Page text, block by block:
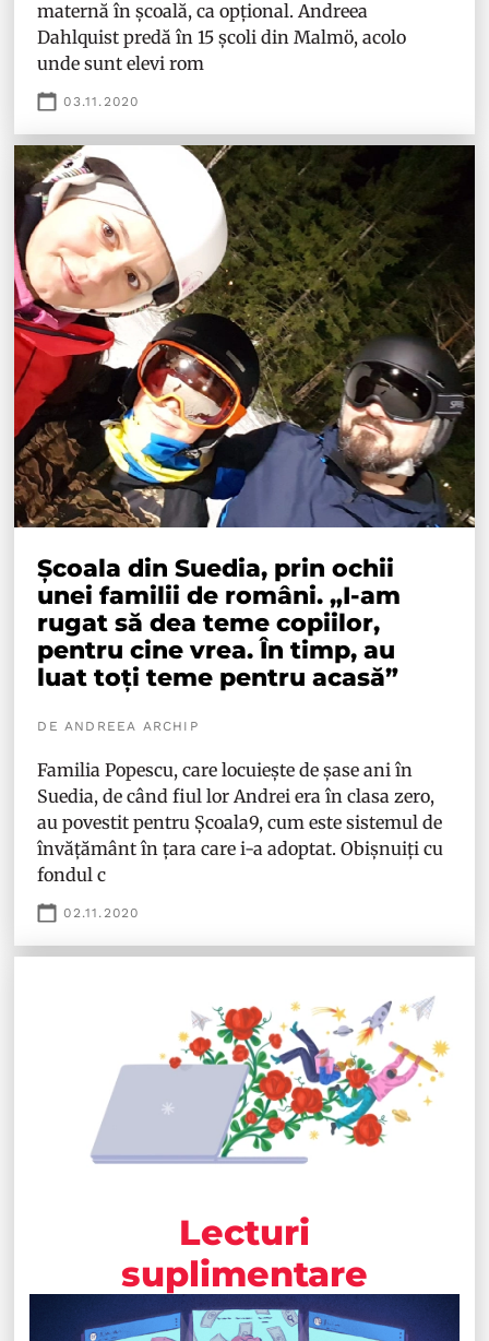
maternă în școală, ca opțional. Andreea
Dahlquist predă în 15 școli din Malmö, acolo
unde sunt elevi rom
03.11.2020
Școala din Suedia, prin ochii
unei familii de români. „I-am
rugat să dea teme copiilor,
pentru cine vrea. În timp, au
luat toți teme pentru acasă”
DE ANDREEA ARCHIP
Familia Popescu, care locuiește de șase ani în
Suedia, de când fiul lor Andrei era în clasa zero,
au povestit pentru Școala9, cum este sistemul de
învățământ în țara care i-a adoptat. Obișnuiți cu
fondul c
02.11.2020
Lecturi
suplimentare